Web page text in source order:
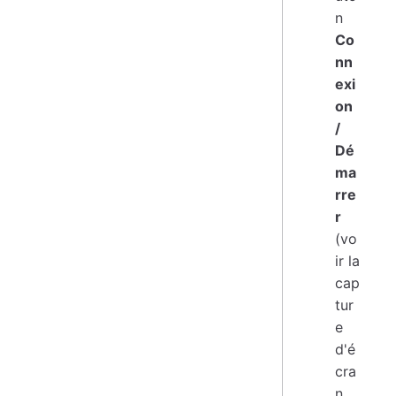
n
Co
nn
exi
on
/
Dé
ma
rre
r
(vo
ir la
cap
tur
e
d'é
cra